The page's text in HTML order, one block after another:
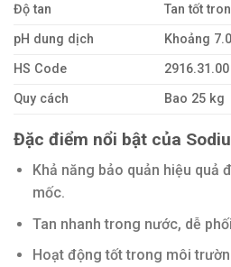
Độ tan
Tan tốt
pH dung dịch
Khoảng
HS Code
Quy cách
Bao 25 kg
Đặc điểm nổi bật của
Khả năng bảo quản hiệu quả
mốc.
Tan nhanh trong nước, dễ
Hoạt động tốt trong môi